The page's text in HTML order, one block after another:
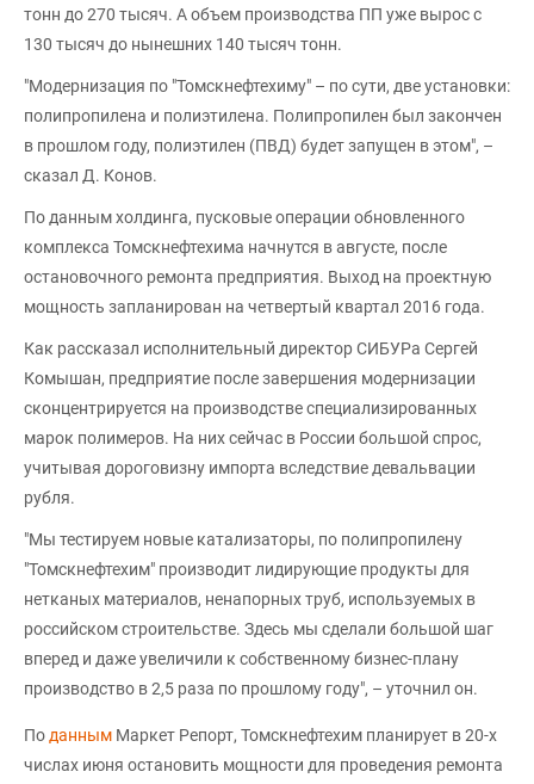
тонн до 270 тысяч. А объем производства ПП уже вырос с
130 тысяч до нынешних 140 тысяч тонн.
"Модернизация по "Томскнефтехиму" – по сути, две установки:
полипропилена и полиэтилена. Полипропилен был закончен
в прошлом году, полиэтилен (ПВД) будет запущен в этом", –
сказал Д. Конов.
По данным холдинга, пусковые операции обновленного
комплекса Томскнефтехима начнутся в августе, после
остановочного ремонта предприятия. Выход на проектную
мощность запланирован на четвертый квартал 2016 года.
Как рассказал исполнительный директор СИБУРа Сергей
Комышан, предприятие после завершения модернизации
сконцентрируется на производстве специализированных
марок полимеров. На них сейчас в России большой спрос,
учитывая дороговизну импорта вследствие девальвации
рубля.
"Мы тестируем новые катализаторы, по полипропилену
"Томскнефтехим" производит лидирующие продукты для
нетканых материалов, ненапорных труб, используемых в
российском строительстве. Здесь мы сделали большой шаг
вперед и даже увеличили к собственному бизнес-плану
производство в 2,5 раза по прошлому году", – уточнил он.
По данным Маркет Репорт, Томскнефтехим планирует в 20-х
числах июня остановить мощности для проведения ремонта